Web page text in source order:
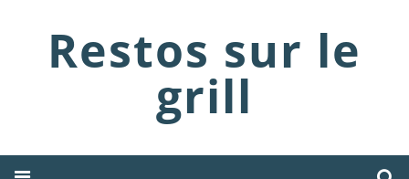
Restos sur le
grill